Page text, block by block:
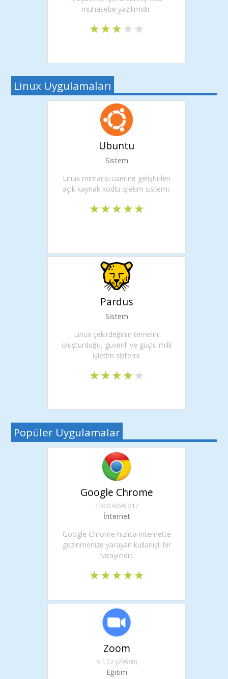
muhasebe yazılımıdır.
Linux Uygulamaları
Ubuntu
Sistem
Linux mimarisi üzerine geliştirilen
açık kaynak kodlu işletim sistemi.
Pardus
Sistem
Linux çekirdeğinin temelini
oluşturduğu, güvenli ve güçlü milli
işletim sistemi.
Popüler Uygulamalar
Google Chrome
120.0.6099.217
İnternet
Google Chrome hızlıca internette
gezinmenize yarayan kullanışlı bir
tarayıcıdır.
Zoom
5.17.2 (29988)
Eğitim